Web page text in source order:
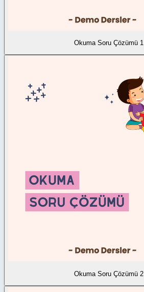
Okuma Soru Çözümü 1
Okuma Soru Çözümü 2